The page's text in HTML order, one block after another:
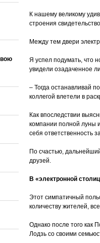
К нашему великому
строения
Между тем двери
Я успел подумать, что
увидели озадаченное
– Тогда останавливай
коллегой влетели в
Как впоследствии
компании полной луны
себя ответственность
По счастью,
друзей.
В «электронной
Этот симпатичный
количеству жителей,
Однако после того как
Лодзь со своими